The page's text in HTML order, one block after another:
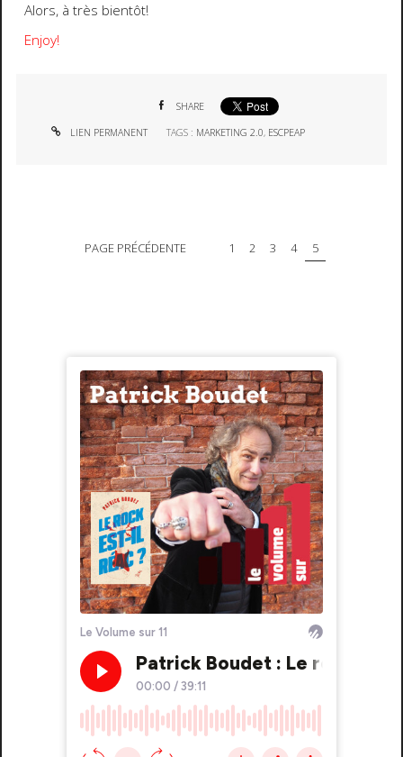
Alors, à très bientôt!
Enjoy!
SHARE
LIEN PERMANENT TAGS : MARKETING 2.0, ESCPEAP
PAGE PRÉCÉDENTE 1 2 3 4 5